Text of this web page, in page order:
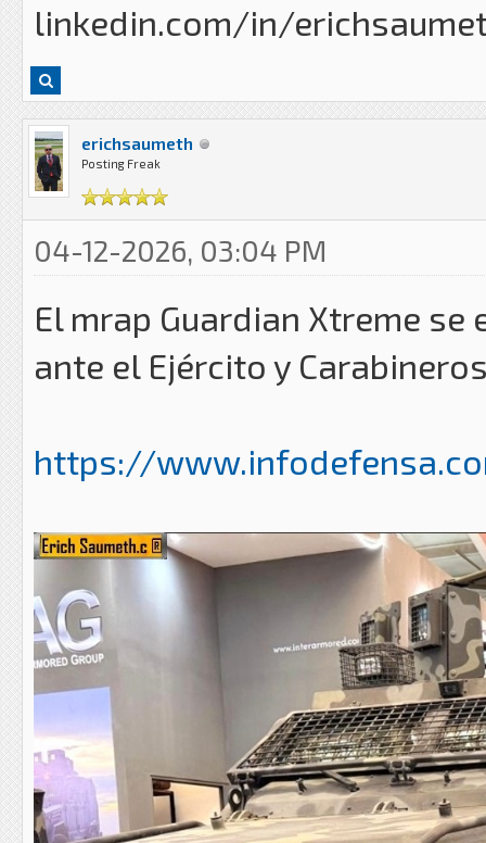
linkedin.com/in/
erichsaumeth
Posting Freak
04-12-2026, 03:04 PM
El mrap Guardian Xtreme
ante el Ejército y
https://